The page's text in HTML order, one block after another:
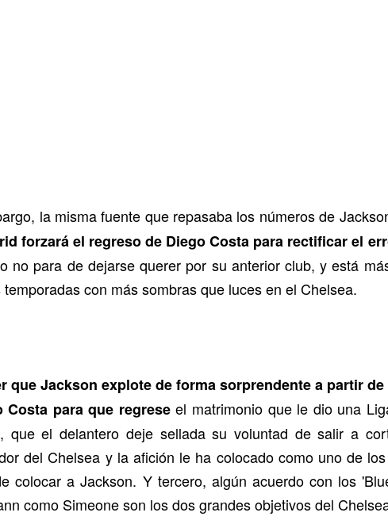
la misma fuente que repasaba los números de
forzará el regreso de Diego Costa para rectificar el
no para de dejarse querer por su anterior club, y está
con más sombras que luces en el Chelsea.
que Jackson explote de forma sorprendente a partir
Costa para que regreseel matrimonio que le dio una
que el delantero deje sellada su voluntad de salir a
del Chelsea y la afición le ha colocado como uno de
colocar a Jackson. Y tercero, algún acuerdo con los
como Simeone son los dos grandes objetivos del